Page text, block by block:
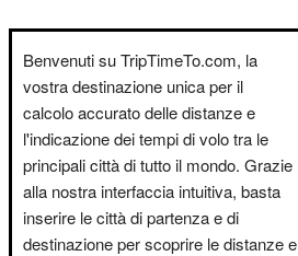
Benvenuti su TripTimeTo.com, la
vostra destinazione unica per il
calcolo accurato delle distanze e
l'indicazione dei tempi di volo tra le
principali città di tutto il mondo. Grazie
alla nostra interfaccia intuitiva, basta
inserire le città di partenza e di
destinazione per scoprire le distanze e